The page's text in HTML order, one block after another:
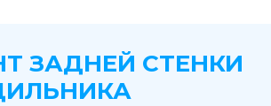
ЗАДНЕЙ СТЕНКИ